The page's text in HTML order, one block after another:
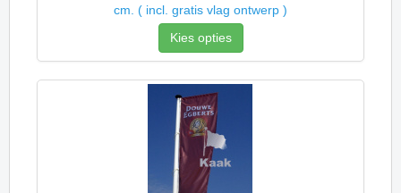
cm. ( incl. gratis vlag ontwerp )
Kies opties